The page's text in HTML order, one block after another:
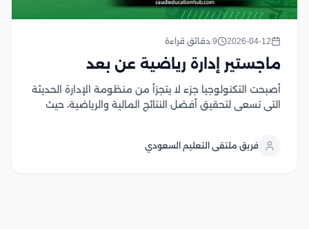
2026-04-12 9 دقائق قراءة
ماجستير إدارة رياضية عن بعد
أصبحت التكنولوجيا جزء لا يتجزأ من منظومة الإدارة الحديثة
التي تسعى لتحقيق أفضل النتائج المالية والرياضية، حيث
إلى القمة، تهدف الدراسة إلى بناء...
فريق ملتقى التعليم السعودي